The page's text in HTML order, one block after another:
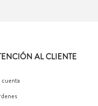
AL CLIENTE